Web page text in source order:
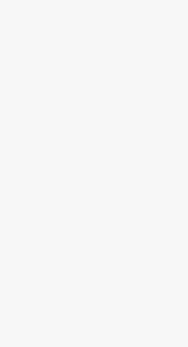
Nasceu em
Começou
Entre 1987
Música e
realizou e